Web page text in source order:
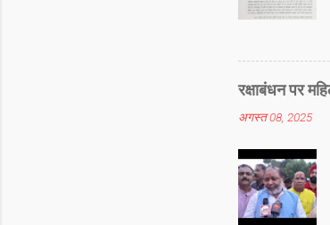
रक्षाबंधन पर
अगस्त 08, 2025